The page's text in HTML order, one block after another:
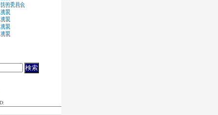
術委員会
盟
盟
盟
盟